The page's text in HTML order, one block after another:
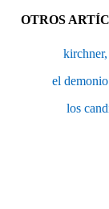
OTROS
el
los